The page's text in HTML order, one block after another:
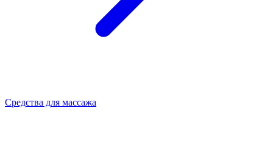
Средства для массажа